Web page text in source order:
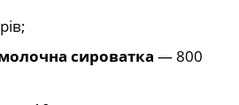
сироватка — 800